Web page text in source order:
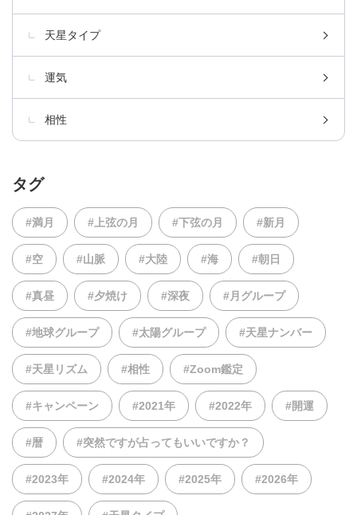
天星タイプ
運気
相性
タグ
#満月 #上弦の月 #下弦の月 #新月
#空 #山脈 #大陸 #海 #朝日
#真昼 #夕焼け #深夜 #月グループ
#地球グループ #太陽グループ #天星ナンバー
#天星リズム #相性 #Zoom鑑定
#キャンペーン #2021年 #2022年 #開運
#暦 #突然ですが占ってもいいですか？
#2023年 #2024年 #2025年 #2026年